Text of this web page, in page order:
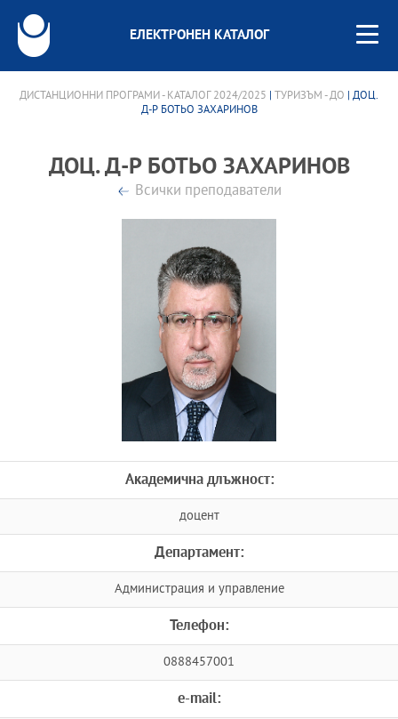
ЕЛЕКТРОНЕН КАТАЛОГ
ДИСТАНЦИОННИ ПРОГРАМИ - КАТАЛОГ 2024/2025 ТУРИЗЪМ - ДО | ДОЦ.
Д-Р БОТЬО ЗАХАРИНОВ
ДОЦ. Д-Р БОТЬО ЗАХАРИНОВ
Всички преподаватели
Академична длъжност:
доцент
Департамент:
Администрация и управление
Телефон:
0888457001
e-mail: